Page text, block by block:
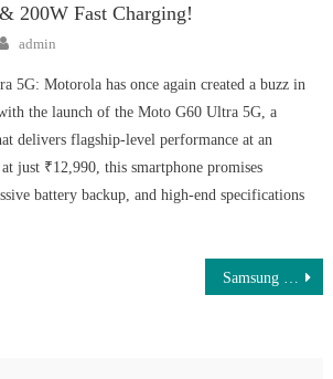
200W Fast Charging!
Author
admin
5G: Motorola has once again created a buzz in
the launch of the Moto G60 Ultra 5G, a
delivers flagship-level performance at an
just ₹12,990, this smartphone promises
battery backup, and high-end specifications